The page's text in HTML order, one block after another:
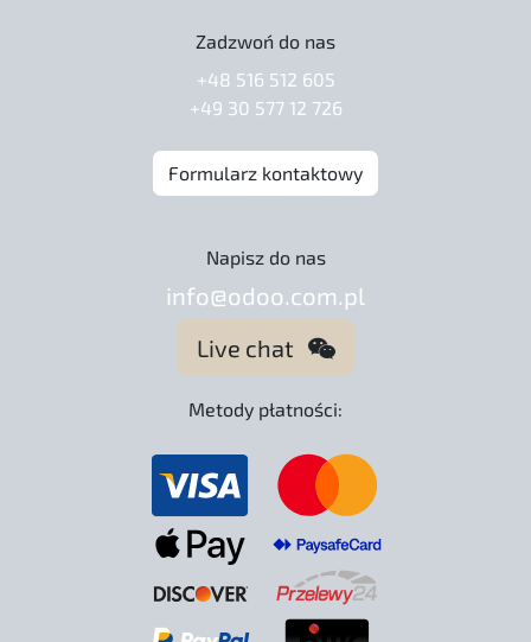
Zadzwoń do nas
+48 516 512 605
+49 30 577 12 726
Formularz kontaktowy
Napisz do nas
info@odoo.com.pl
Live chat
Metody płatności: